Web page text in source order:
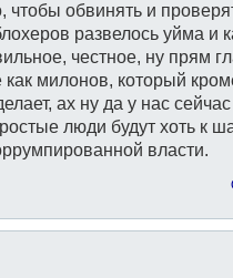
чтобы обвинять и
развелось уйма и
честное, ну прям
как милонов, который
ах ну да у нас
люди будут хоть к
власти.